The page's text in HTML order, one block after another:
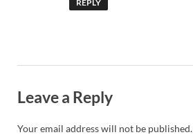
REPLY
Leave a Reply
Your email address will not be published.